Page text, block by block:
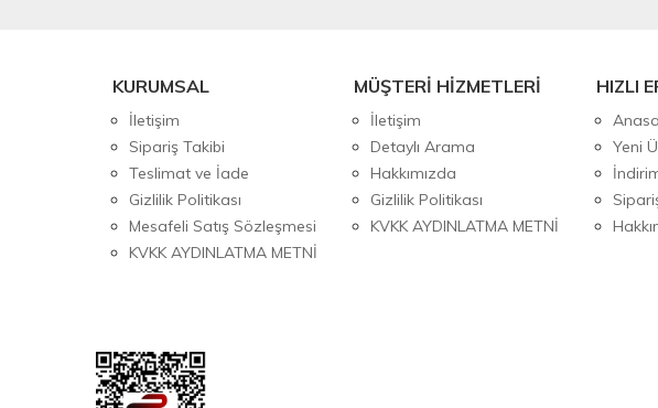
KURUMSAL
İletişim
Sipariş Takibi
Teslimat ve İade
Gizlilik Politikası
Mesafeli Satış Sözleşmesi
KVKK AYDINLATMA METNİ
MÜŞTERİ HİZMETLERİ
İletişim
Detaylı Arama
Hakkımızda
Gizlilik Politikası
KVKK AYDINLATMA METNİ
HIZLI
Yeni